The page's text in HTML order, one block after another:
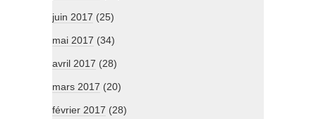
juin 2017 (25)
mai 2017 (34)
avril 2017 (28)
mars 2017 (20)
février 2017 (28)